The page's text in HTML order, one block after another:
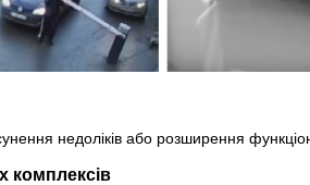
недоліків або розширення
комплексів